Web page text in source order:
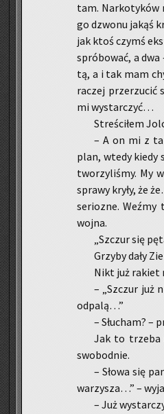
tam. Nar­ko­ty­ków
go dzwo­nu jakąś
jak ktoś czymś
spró­bo­wać, a
tą, a i tak mam
ra­czej prze­rzu­cić
mi wy­star­czyć…
Stre­ści­łem
– A on mi z
plan, wtedy kiedy
two­rzy­li­śmy. My
spra­wy kryły, że
se­rio­zne. Weźmy
wojna.
„Szczur się
Grzy­by dały
Nikt już ra­kiet
– „Szczur już
od­pa­lą…”
– Słu­cham? –
Jak to trze­ba
swo­bod­nie.
– Słowa się
wa­rzy­sza…” –
– Już